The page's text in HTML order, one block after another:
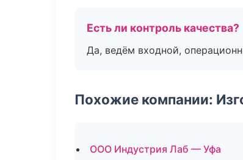
Есть ли контроль качества?
Да, ведём входной,
Похожие компании:
ООО Индустрия Лаб — Уфа